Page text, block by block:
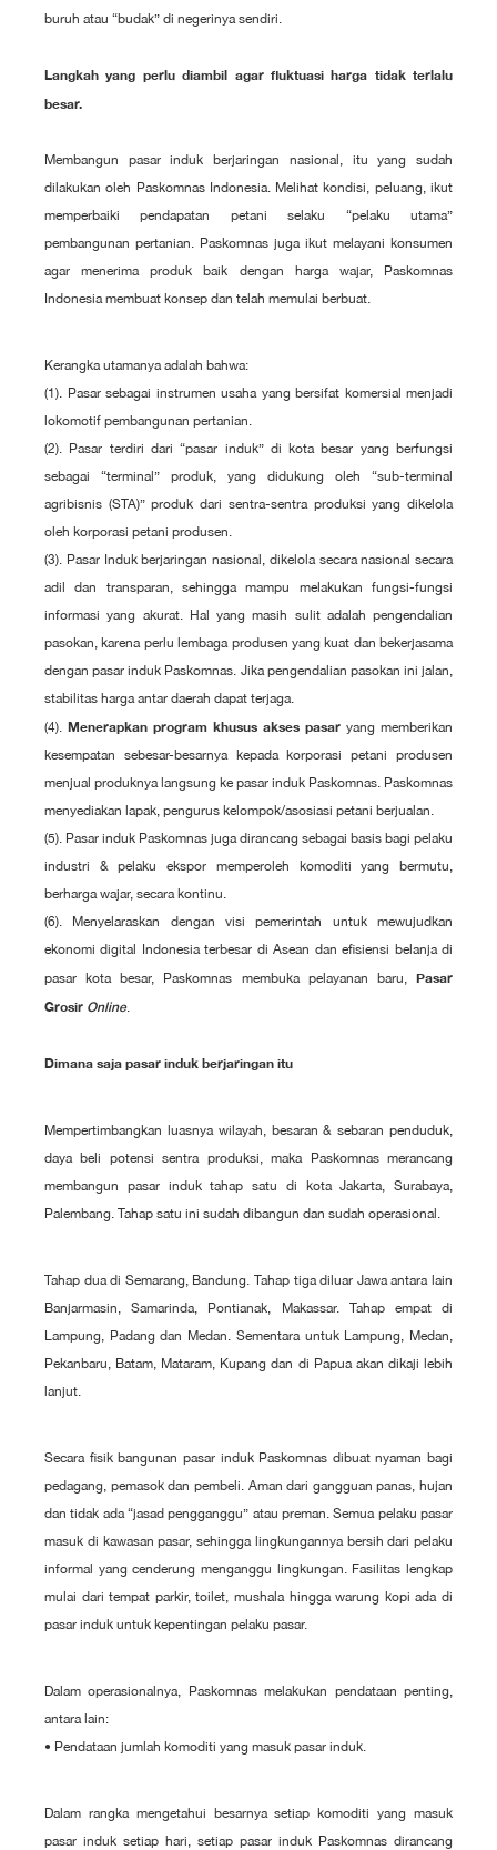
buruh atau “budak” di negerinya sendiri.
Langkah yang perlu diambil agar fluktuasi harga tidak terlalu
besar.
Membangun pasar induk berjaringan nasional, itu yang sudah
dilakukan oleh Paskomnas Indonesia. Melihat kondisi, peluang, ikut
memperbaiki pendapatan petani selaku “pelaku utama”
pembangunan pertanian. Paskomnas juga ikut melayani konsumen
agar menerima produk baik dengan harga wajar, Paskomnas
Indonesia membuat konsep dan telah memulai berbuat.
Kerangka utamanya adalah bahwa:
(1). Pasar sebagai instrumen usaha yang bersifat komersial menjadi
lokomotif pembangunan pertanian.
(2). Pasar terdiri dari “pasar induk” di kota besar yang berfungsi
sebagai “terminal” produk, yang didukung oleh “sub-terminal
agribisnis (STA)” produk dari sentra-sentra produksi yang dikelola
oleh korporasi petani produsen.
(3). Pasar Induk berjaringan nasional, dikelola secara nasional secara
adil dan transparan, sehingga mampu melakukan fungsi-fungsi
informasi yang akurat. Hal yang masih sulit adalah pengendalian
pasokan, karena perlu lembaga produsen yang kuat dan bekerjasama
dengan pasar induk Paskomnas. Jika pengendalian pasokan ini jalan,
stabilitas harga antar daerah dapat terjaga.
(4). Menerapkan program khusus akses pasar yang memberikan
kesempatan sebesar-besarnya kepada korporasi petani produsen
menjual produknya langsung ke pasar induk Paskomnas. Paskomnas
menyediakan lapak, pengurus kelompok/asosiasi petani berjualan.
(5). Pasar induk Paskomnas juga dirancang sebagai basis bagi pelaku
industri & pelaku ekspor memperoleh komoditi yang bermutu,
berharga wajar, secara kontinu.
(6). Menyelaraskan dengan visi pemerintah untuk mewujudkan
ekonomi digital Indonesia terbesar di Asean dan efisiensi belanja di
pasar kota besar, Paskomnas membuka pelayanan baru, Pasar
Grosir Online.
Dimana saja pasar induk berjaringan itu
Mempertimbangkan luasnya wilayah, besaran & sebaran penduduk,
daya beli potensi sentra produksi, maka Paskomnas merancang
membangun pasar induk tahap satu di kota Jakarta, Surabaya,
Palembang. Tahap satu ini sudah dibangun dan sudah operasional.
Tahap dua di Semarang, Bandung. Tahap tiga diluar Jawa antara lain
Banjarmasin, Samarinda, Pontianak, Makassar. Tahap empat di
Lampung, Padang dan Medan. Sementara untuk Lampung, Medan,
Pekanbaru, Batam, Mataram, Kupang dan di Papua akan dikaji lebih
lanjut.
Secara fisik bangunan pasar induk Paskomnas dibuat nyaman bagi
pedagang, pemasok dan pembeli. Aman dari gangguan panas, hujan
dan tidak ada “jasad pengganggu” atau preman. Semua pelaku pasar
masuk di kawasan pasar, sehingga lingkungannya bersih dari pelaku
informal yang cenderung menganggu lingkungan. Fasilitas lengkap
mulai dari tempat parkir, toilet, mushala hingga warung kopi ada di
pasar induk untuk kepentingan pelaku pasar.
Dalam operasionalnya, Paskomnas melakukan pendataan penting,
antara lain:
• Pendataan jumlah komoditi yang masuk pasar induk.
Dalam rangka mengetahui besarnya setiap komoditi yang masuk
pasar induk setiap hari, setiap pasar induk Paskomnas dirancang